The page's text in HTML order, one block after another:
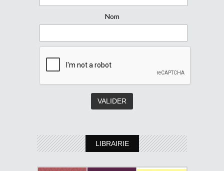
Nom
LIBRAIRIE